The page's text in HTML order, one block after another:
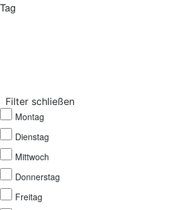
Tag
Filter schließen
Montag
Dienstag
Mittwoch
Donnerstag
Freitag